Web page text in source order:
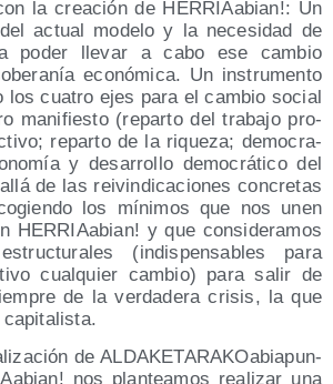
la crea­ción de HERRIAa­bian!: Un
actual mode­lo y la nece­si­dad de
poder lle­var a cabo ese cam­bio
eco­nó­mi­ca. Un ins­tru­men­to
los cua­tro ejes para el cam­bio social
mani­fies­to (repar­to del tra­ba­jo pro­
repar­to de la rique­za; demo­cra­
y desa­rro­llo demo­crá­ti­co del
de las rei­vin­di­ca­cio­nes con­cre­tas
los míni­mos que nos unen
HERRIAa­bian! y que con­si­de­ra­mos
(indis­pen­sa­bles para
cual­quier cam­bio) para salir de
de la ver­da­de­ra cri­sis, la que
de ALDA­KE­TA­RA­KOa­bia­pun­
nos plan­tea­mos rea­li­zar una